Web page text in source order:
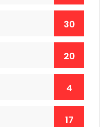
30
20
4
17